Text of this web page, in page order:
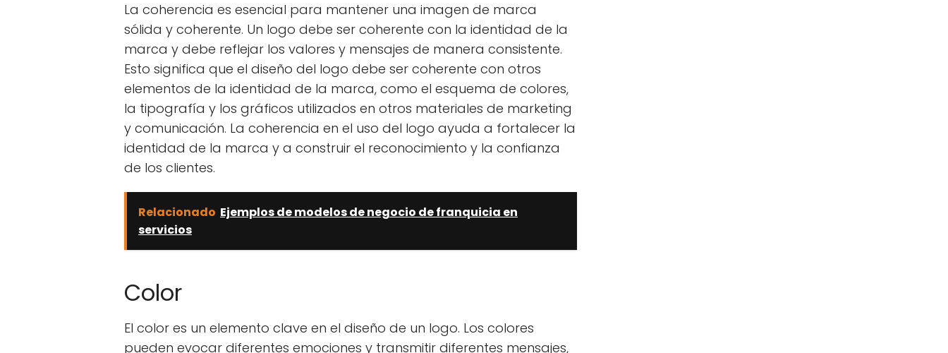
La coherencia es esencial para mantener una imagen de marca
sólida y coherente. Un logo debe ser coherente con la identidad de la
marca y debe reflejar los valores y mensajes de manera consistente.
Esto significa que el diseño del logo debe ser coherente con otros
elementos de la identidad de la marca, como el esquema de colores,
la tipografía y los gráficos utilizados en otros materiales de marketing
y comunicación. La coherencia en el uso del logo ayuda a fortalecer la
identidad de la marca y a construir el reconocimiento y la confianza
de los clientes.
Relacionado Ejemplos de modelos de negocio de franquicia en
servicios
Color
El color es un elemento clave en el diseño de un logo. Los colores
pueden evocar diferentes emociones y transmitir diferentes mensajes,